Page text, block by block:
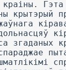
краіны. Гэта
крытэрый
згаданых